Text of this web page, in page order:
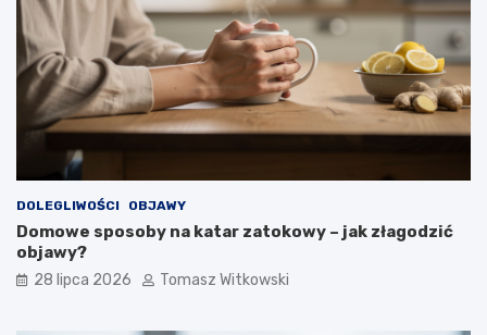
DOLEGLIWOŚCI OBJAWY
Domowe sposoby na katar zatokowy – jak złagodzić
objawy?
28 lipca 2026 Tomasz Witkowski